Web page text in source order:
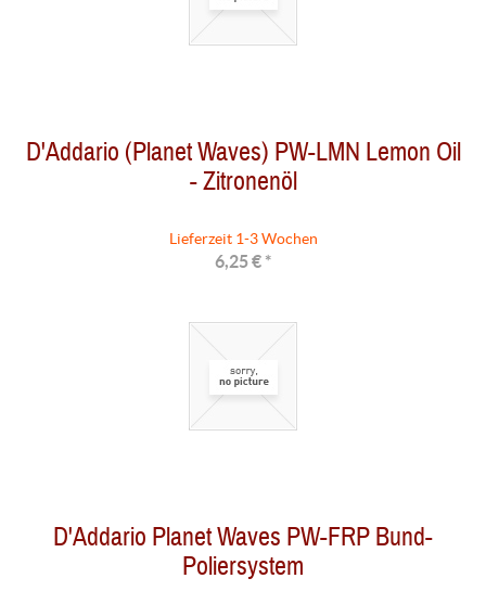
D'Addario (Planet Waves) PW-LMN Lemon Oil
- Zitronenöl
Lieferzeit 1-3 Wochen
6,25 € *
D'Addario Planet Waves PW-FRP Bund-
Poliersystem